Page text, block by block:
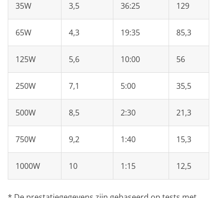
35W 3,5 36:25 129
65W 4,3 19:35 85,3
125W 5,6 10:00 56
250W 7,1 5:00 35,5
500W 8,5 2:30 21,3
750W 9,2 1:40 15,3
1000W 10 1:15 12,5